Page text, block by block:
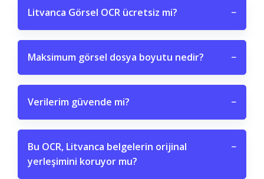
Litvanca Görsel OCR ücretsiz mi? −
Maksimum görsel dosya boyutu nedir? −
Verilerim güvende mi? −
Bu OCR, Litvanca belgelerin orijinal
yerleşimini koruyor mu?
−